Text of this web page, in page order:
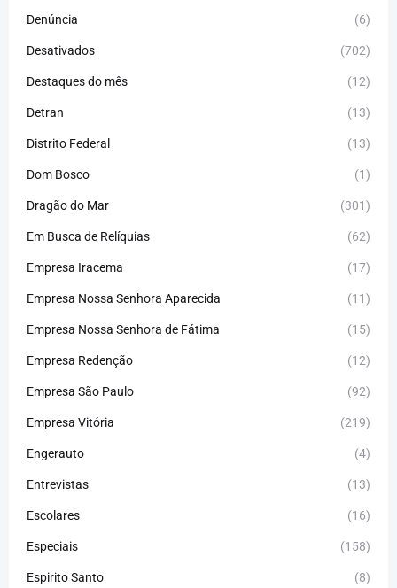
Denúncia (6)
Desativados (702)
Destaques do mês (12)
Detran (13)
Distrito Federal (13)
Dom Bosco (1)
Dragão do Mar (301)
Em Busca de Relíquias (62)
Empresa Iracema (17)
Empresa Nossa Senhora Aparecida (11)
Empresa Nossa Senhora de Fátima (15)
Empresa Redenção (12)
Empresa São Paulo (92)
Empresa Vitória (219)
Engerauto (4)
Entrevistas (13)
Escolares (16)
Especiais (158)
Espirito Santo (8)